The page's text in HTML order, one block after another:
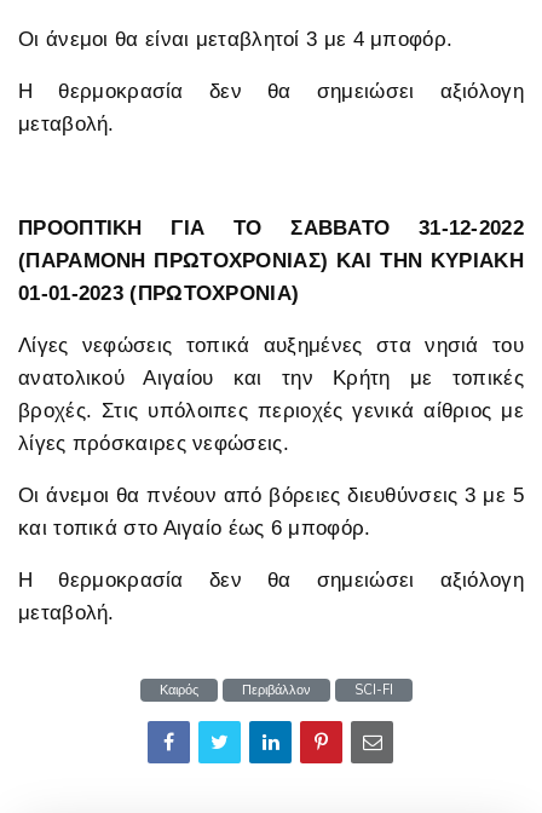
Οι άνεμοι θα είναι μεταβλητοί 3 με 4 μποφόρ.
Η θερμοκρασία δεν θα σημειώσει αξιόλογη
μεταβολή.
ΠΡΟΟΠΤΙΚΗ ΓΙΑ ΤΟ ΣΑΒΒΑΤΟ 31-12-2022
(ΠΑΡΑΜΟΝΗ ΠΡΩΤΟΧΡΟΝΙΑΣ) ΚΑΙ ΤΗΝ ΚΥΡΙΑΚΗ
01-01-2023 (ΠΡΩΤΟΧΡΟΝΙΑ)
Λίγες νεφώσεις τοπικά αυξημένες στα νησιά του
ανατολικού Αιγαίου και την Κρήτη με τοπικές
βροχές. Στις υπόλοιπες περιοχές γενικά αίθριος με
λίγες πρόσκαιρες νεφώσεις.
Οι άνεμοι θα πνέουν από βόρειες διευθύνσεις 3 με 5
και τοπικά στο Αιγαίο έως 6 μποφόρ.
Η θερμοκρασία δεν θα σημειώσει αξιόλογη
μεταβολή.
Καιρός Περιβάλλον SCI-FI